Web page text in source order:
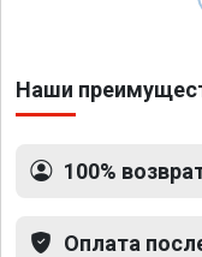
Наши
100%
Оплата